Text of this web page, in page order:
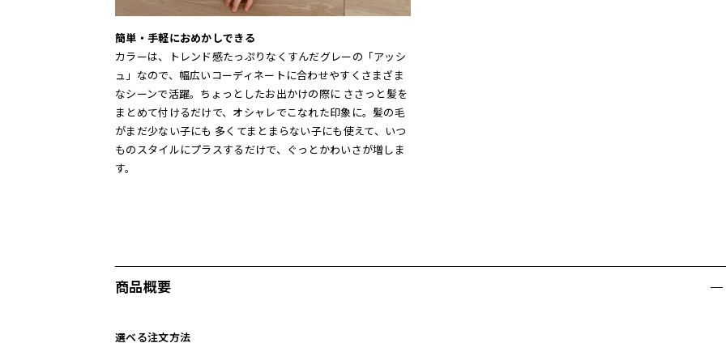
簡単・手軽におめかしできる
カラーは、トレンド感たっぷりなくすんだグレーの「アッシ
ュ」なので、幅広いコーディネートに合わせやすくさまざま
なシーンで活躍。ちょっとしたお出かけの際に ささっと髪を
まとめて付けるだけで、オシャレでこなれた印象に。髪の毛
がまだ少ない子にも 多くてまとまらない子にも使えて、いつ
ものスタイルにプラスするだけで、ぐっとかわいさが増しま
す。
商品概要
選べる注文方法